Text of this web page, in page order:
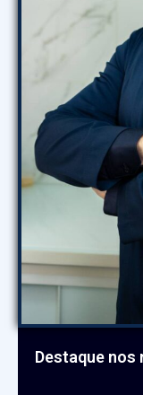
Destaque nos